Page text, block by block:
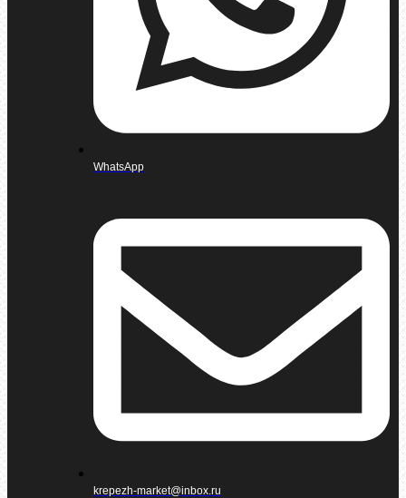
WhatsApp
krepezh-market@inbox.ru